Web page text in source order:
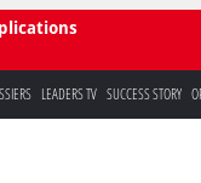
LEADERS TV SUCCESS STORY